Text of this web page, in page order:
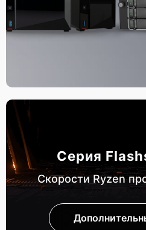
Серия
Скорости Ryzen